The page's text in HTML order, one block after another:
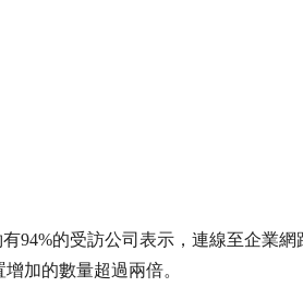
94%的受訪公司表示，連線至企業網
加的數量超過兩倍。